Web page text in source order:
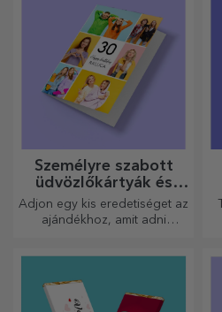
Személyre szabott
üdvözlőkártyák és
képeslapok
Adjon egy kis eredetiséget az
ajándékhoz, amit adni
üdvözlőkártyával.